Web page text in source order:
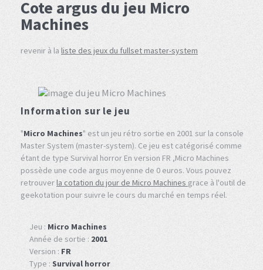
Cote argus du jeu Micro
Machines
revenir à la liste des jeux du fullset master-system
Information sur le jeu
"Micro Machines" est un jeu rétro sortie en 2001 sur la console
Master System (master-system). Ce jeu est catégorisé comme
étant de type Survival horror En version FR ,Micro Machines
possède une code argus moyenne de 0 euros. Vous pouvez
retrouverla cotation du jour de Micro Machines grace à l'outil de
geekotation pour suivre le cours du marché en temps réel.
Jeu : Micro Machines
Année de sortie : 2001
Version : FR
Type : Survival horror